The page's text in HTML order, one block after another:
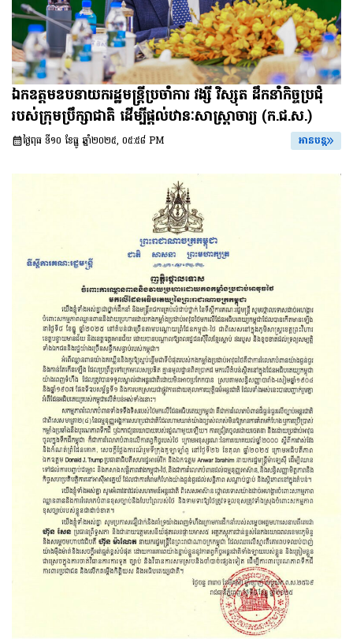
ឯកឧត្តមឧបនាយករដ្ឋមន្ត្រីប្រចាំការ វង្សី វិស្សុត ដឹកនាំកិច្ចប្រជុំ
របស់ក្រុមប្រឹក្សាជាតិ ដើម្បីផ្តល់ឋានៈសាស្ត្រាចារ្យ (ក.ជ.ស.)
ថ្ងៃពុធ ទី១០ ខែធ្នូ ឆ្នាំ២០២៥, ០៥:៥៨ PM អានបន្ត